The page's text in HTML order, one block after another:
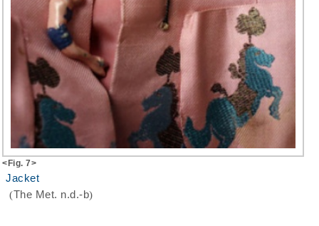
<Fig. 7>
Jacket
(The Met. n.d.-b)